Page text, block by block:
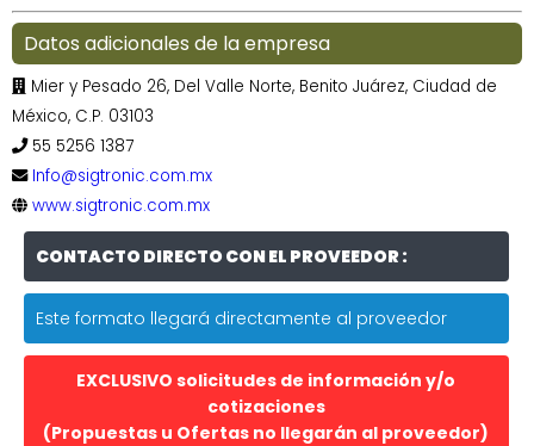
Datos adicionales de la empresa
Mier y Pesado 26, Del Valle Norte, Benito Juárez, Ciudad de
México, C.P. 03103
55 5256 1387
Info@sigtronic.com.mx
www.sigtronic.com.mx
CONTACTO DIRECTO CON EL PROVEEDOR :
Este formato llegará directamente al proveedor
EXCLUSIVO solicitudes de información y/o
cotizaciones
(Propuestas u Ofertas no llegarán al proveedor)